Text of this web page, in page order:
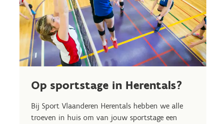
Op sportstage in Herentals?
Bij Sport Vlaanderen Herentals hebben we alle
troeven in huis om van jouw sportstage een